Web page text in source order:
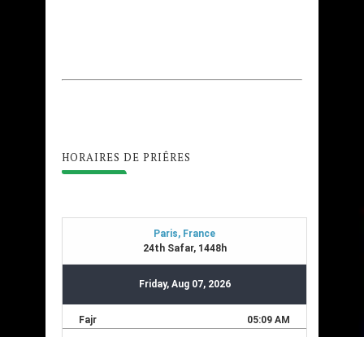
HORAIRES DE PRIÊRES